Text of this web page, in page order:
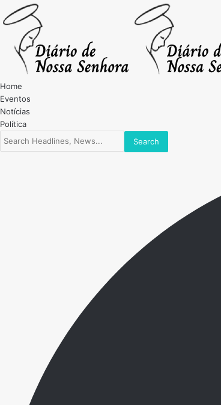
Home
Eventos
Notícias
Política